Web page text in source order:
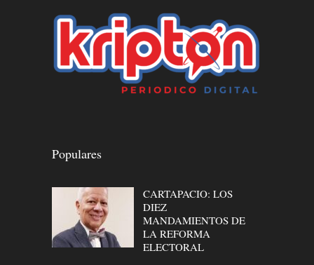
Populares
CARTAPACIO: LOS
DIEZ
MANDAMIENTOS DE
LA REFORMA
ELECTORAL